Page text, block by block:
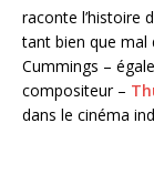
raconte l’histoire
tant bien que mal
Cummings –
compositeur –
dans le cinéma